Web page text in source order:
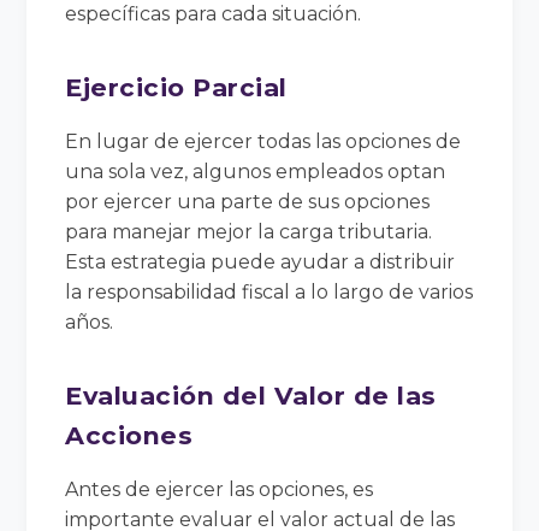
específicas para cada situación.
Ejercicio Parcial
En lugar de ejercer todas las opciones de
una sola vez, algunos empleados optan
por ejercer una parte de sus opciones
para manejar mejor la carga tributaria.
Esta estrategia puede ayudar a distribuir
la responsabilidad fiscal a lo largo de varios
años.
Evaluación del Valor de las
Acciones
Antes de ejercer las opciones, es
importante evaluar el valor actual de las